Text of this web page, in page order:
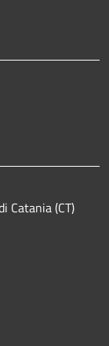
Catania (CT)